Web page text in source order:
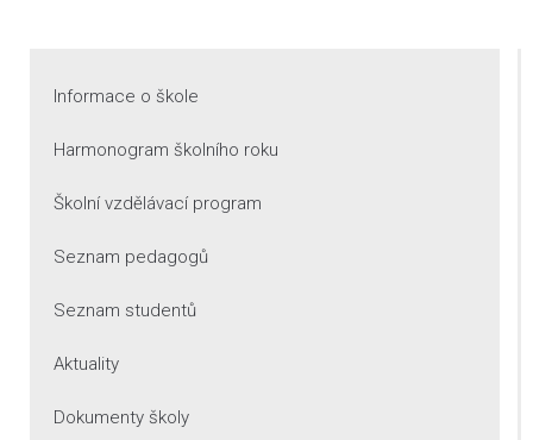
Informace o škole
Harmonogram školního roku
Školní vzdělávací program
Seznam pedagogů
Seznam studentů
Aktuality
Dokumenty školy